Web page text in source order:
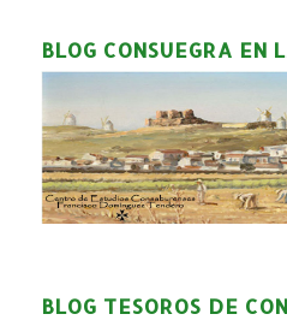
BLOG CONSUEGRA EN
BLOG TESOROS DE